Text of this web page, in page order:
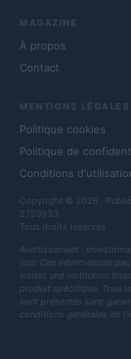
MAGAZINE
À propos
Contact
MENTIONS LÉGALES
Politique cookies
Politique de
Conditions
Copyright © 2026 ·
2729933
Tous droits réservés
Avertissement :
jour. Ces informations
visitez une institution
produit spécifique. Tous
sont présentés sans
conditions générales de